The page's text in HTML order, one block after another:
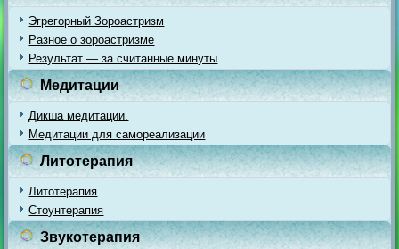
Эгрегорный Зороастризм
Разное о зороастризме
Результат — за считанные минуты
Медитации
Дикша медитации.
Медитации для самореализации
Литотерапия
Литотерапия
Стоунтерапия
Звукотерапия